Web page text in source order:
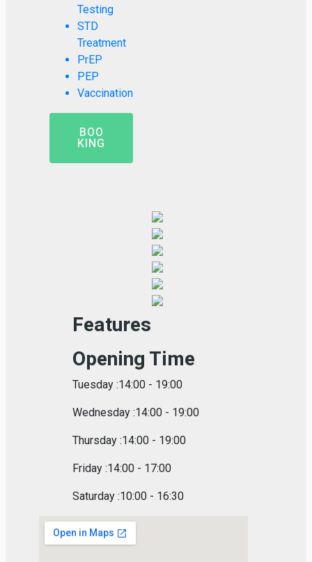
Testing
STD
Treatment
PrEP
PEP
Vaccination
BOO
KING
Features
Opening Time
Tuesday :14:00 - 19:00
Wednesday :14:00 - 19:00
Thursday :14:00 - 19:00
Friday :14:00 - 17:00
Saturday :10:00 - 16:30